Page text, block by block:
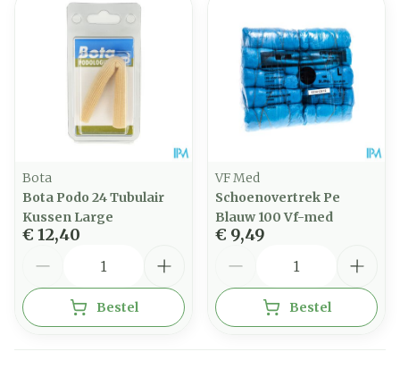
Bota
Bota Podo 24 Tubulair
Kussen Large
€ 12,40
Bestel
VF Med
Schoenovertrek Pe
Blauw 100 Vf-med
€ 9,49
Bestel